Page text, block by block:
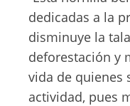
dedicadas a la
disminuye la
deforestación y
vida de quienes
actividad, pues